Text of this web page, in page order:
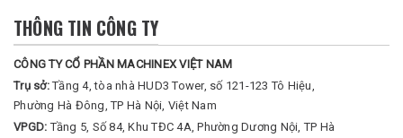
THÔNG TIN CÔNG TY
CÔNG TY CỔ PHẦN MACHINEX VIỆT NAM
Trụ sở:Tầng 4, tòa nhà HUD3 Tower, số 121-123 Tô Hiệu,
Phường Hà Đông, TP Hà Nội, Việt Nam
VPGD:Tầng 5, Số 84, Khu TĐC 4A, Phường Dương Nội, TP Hà